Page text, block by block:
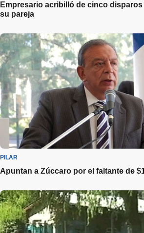
Empresario acribilló de cinco
su pareja
PILAR
Apuntan a Zúccaro por el faltante de